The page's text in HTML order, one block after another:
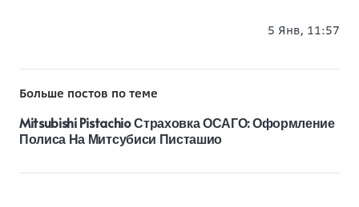
5 Янв, 11:57
Больше постов по теме
Mitsubishi Pistachio Страховка ОСАГО: Оформление
Полиса На Митсубиси Писташио